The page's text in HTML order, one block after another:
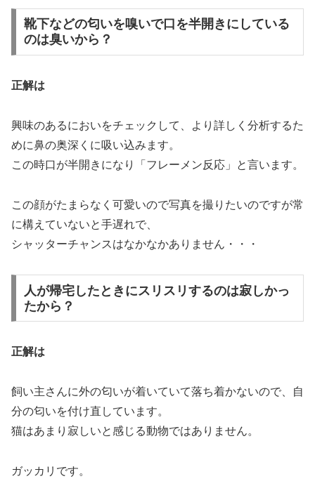
靴下などの匂いを嗅いで口を半開きにしている
のは臭いから？
正解は
興味のあるにおいをチェックして、より詳しく分析するた
めに鼻の奥深くに吸い込みます。
この時口が半開きになり「フレーメン反応」と言います。
この顔がたまらなく可愛いので写真を撮りたいのですが常
に構えていないと手遅れで、
シャッターチャンスはなかなかありません・・・
人が帰宅したときにスリスリするのは寂しかっ
たから？
正解は
飼い主さんに外の匂いが着いていて落ち着かないので、自
分の匂いを付け直しています。
猫はあまり寂しいと感じる動物ではありません。
ガッカリです。